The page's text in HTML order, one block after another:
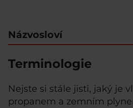
Názvosloví
Terminologie
Nejste si stále jisti, jaký je
propanem a zemním